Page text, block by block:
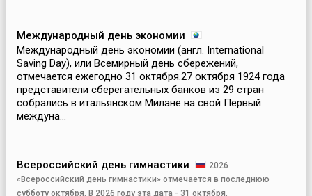
Международный день экономии
Международный день экономии (англ. International
Saving Day), или Всемирный день сбережений,
отмечается ежегодно 31 октября.27 октября 1924 года
представители сберегательных банков из 29 стран
собрались в итальянском Милане на свой Первый
междуна...
Всероссийский день гимнастики
2026
«Всероссийский день гимнастики» отмечается в последнюю
субботу октября. В 2026 году эта дата - 31 октября.